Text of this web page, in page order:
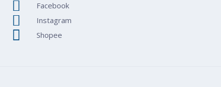
Facebook
Instagram
Shopee